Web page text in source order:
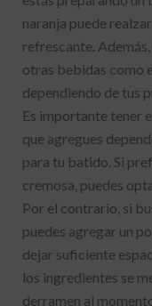
naranja puede
refrescante.
otras bebidas como
dependiendo de tus
Es importante tener
que agregues
para tu batido. Si
cremosa, puedes
Por el contrario, si
puedes agregar un
dejar suficiente
los ingredientes se
derramen al